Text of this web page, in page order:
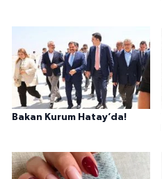
Bakan Kurum Hatay’da!